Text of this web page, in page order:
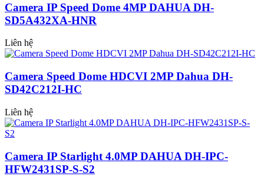
Camera IP Speed Dome 4MP DAHUA DH-
SD5A432XA-HNR
Liên hệ
Camera Speed Dome HDCVI 2MP Dahua DH-
SD42C212I-HC
Liên hệ
Camera IP Starlight 4.0MP DAHUA DH-IPC-
HFW2431SP-S-S2